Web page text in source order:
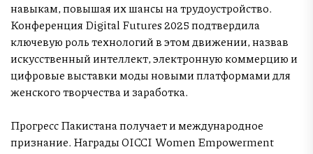
навыкам, повышая их шансы на трудоустройство.
Конференция Digital Futures 2025 подтвердила
ключевую роль технологий в этом движении, назвав
искусственный интеллект, электронную коммерцию и
цифровые выставки моды новыми платформами для
женского творчества и заработка.
Прогресс Пакистана получает и международное
признание. Награды OICCI Women Empowerment